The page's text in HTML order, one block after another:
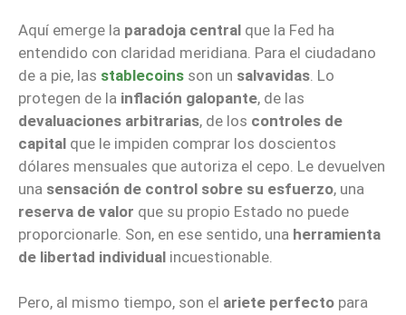
Aquí emerge la paradoja central que la Fed ha
entendido con claridad meridiana. Para el ciudadano
de a pie, las stablecoins son un salvavidas . Lo
protegen de la inflación galopante, de las
devaluaciones arbitrarias, de los controles de
capital que le impiden comprar los doscientos
dólares mensuales que autoriza el cepo. Le devuelven
una sensación de control sobre su esfuerzo, una
reserva de valor que su propio Estado no puede
proporcionarle. Son, en ese sentido, una herramienta
de libertad individual incuestionable.
Pero, al mismo tiempo, son el ariete perfecto para